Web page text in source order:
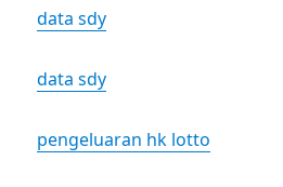
data sdy
data sdy
pengeluaran hk lotto